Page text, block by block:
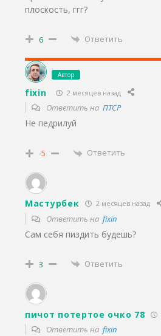
плоскость, ггг?
6 Ответить
Автор
fixin 2 месяцев назад
Ответить на ПТСР
Не педрилуй
-5 Ответить
Мастурбек 2 месяцев назад
Ответить на fixin
Сам себя пиздить будешь?
3 Ответить
пичот потертое очко 78
Ответить на fixin